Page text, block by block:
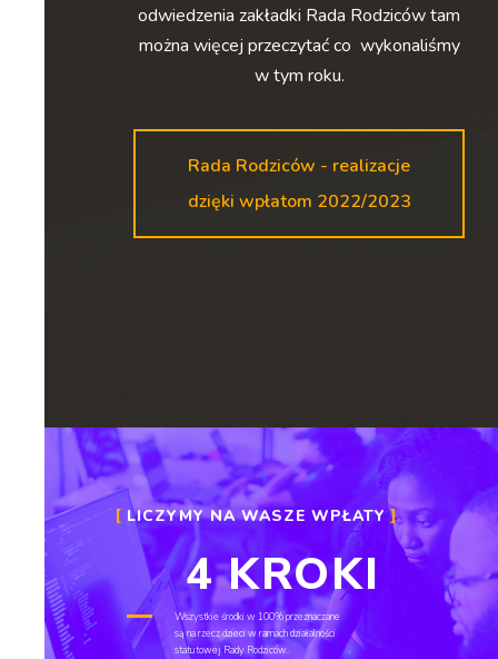
odwiedzenia zakładki Rada Rodziców tam
można więcej przeczytać co wykonaliśmy
w tym roku.
Rada Rodziców - realizacje
dzięki wpłatom 2022/2023
LICZYMY NA WASZE WPŁATY
4 KROKI
Wszystkie środki w 100% przeznaczane
są na rzecz dzieci w ramach działalności
statutowej Rady Rodziców.